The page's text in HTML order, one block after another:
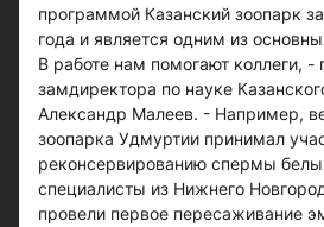
программой Казанский зоопарк
года и является одним из
В работе нам помогают коллеги, -
замдиректора по науке
Александр Малеев. - Например,
зоопарка Удмуртии принимал
реконсервированию спермы
специалисты из Нижнего
провели первое пересаживание